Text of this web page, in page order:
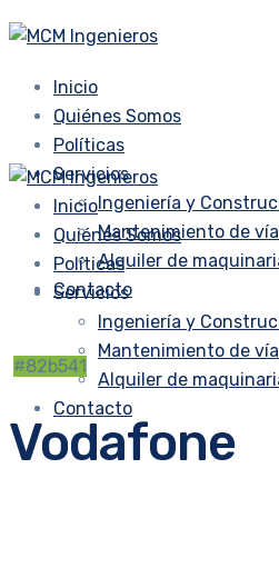
Inicio
Quiénes Somos
Políticas
Servicios
Ingeniería y
Mantenimiento de
Alquiler de
Contacto
Inicio
Quiénes Somos
Políticas
Servicios
Ingeniería y
Mantenimiento de
Alquiler de
Contacto
#82b541
Vodafone